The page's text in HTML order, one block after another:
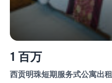
1 百万
西贡明珠短期服务式公寓出租